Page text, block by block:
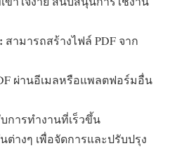
สามารถสร้างไฟล์ PDF จาก
ผ่านอีเมลหรือแพลตฟอร์มอื่น
การทำงานที่เร็วขึ้น
ต่างๆ เพื่อจัดการและปรับปรุง